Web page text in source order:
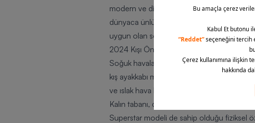
modern ve dikkat çekici tarzlar
dünyaca ünlü markalar tarafından özenle
uygun olan seçenekleri tercih edebilirsiniz.
2024 Kışı Öne Çıkan Sneaker Modelleri
Soğuk havalarda dahi tercihini spor
kış ayakkabı modası hem dinamizmi
ve ıslak hava koşullarıyla uyumlu olması
Kalın tabanı, deri materyalleri ve yumuşak
Superstar modeli de sahip olduğu fiziksel